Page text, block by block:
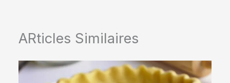
ARticles Similaires